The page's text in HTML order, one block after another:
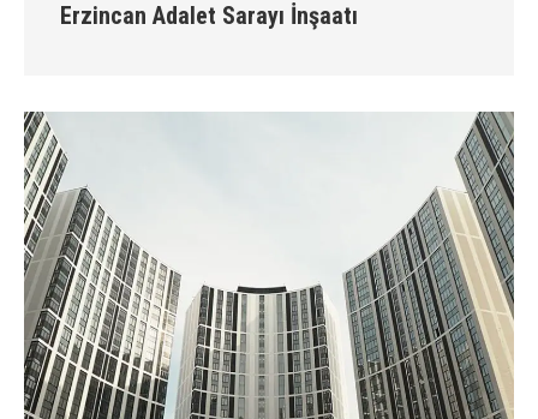
Erzincan Adalet Sarayı İnşaatı